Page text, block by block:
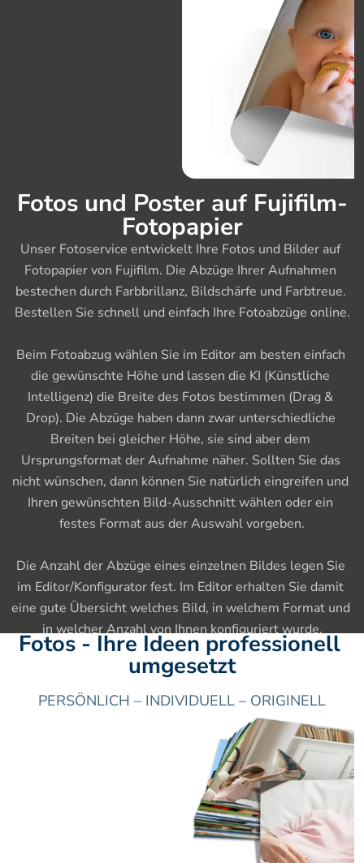
Fotos und Poster auf Fujifilm-
Fotopapier
Unser Fotoservice entwickelt Ihre Fotos und Bilder auf
Fotopapier von Fujifilm. Die Abzüge Ihrer Aufnahmen
bestechen durch Farbbrillanz, Bildschärfe und Farbtreue.
Bestellen Sie schnell und einfach Ihre Fotoabzüge online.
Beim Fotoabzug wählen Sie im Editor am besten einfach
die gewünschte Höhe und lassen die KI (Künstliche
Intelligenz) die Breite des Fotos bestimmen (Drag &
Drop). Die Abzüge haben dann zwar unterschiedliche
Breiten bei gleicher Höhe, sie sind aber dem
Ursprungsformat der Aufnahme näher. Sollten Sie das
nicht wünschen, dann können Sie natürlich eingreifen und
Ihren gewünschten Bild-Ausschnitt wählen oder ein
festes Format aus der Auswahl vorgeben.
Die Anzahl der Abzüge eines einzelnen Bildes legen Sie
im Editor/Konfigurator fest. Im Editor erhalten Sie damit
eine gute Übersicht welches Bild, in welchem Format und
in welcher Anzahl von Ihnen konfiguriert wurde.
Fotos - Ihre Ideen professionell
umgesetzt
PERSÖNLICH – INDIVIDUELL – ORIGINELL